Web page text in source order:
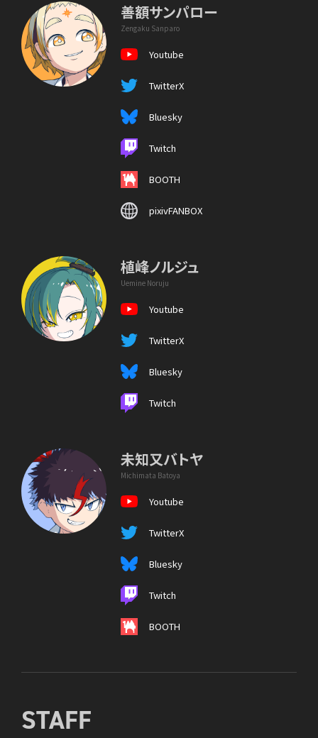
善額サンパロー
Zengaku Sanparo
Youtube
TwitterX
Bluesky
Twitch
BOOTH
pixivFANBOX
植峰ノルジュ
Uemine Noruju
Youtube
TwitterX
Bluesky
Twitch
未知又バトヤ
Michimata Batoya
Youtube
TwitterX
Bluesky
Twitch
BOOTH
STAFF